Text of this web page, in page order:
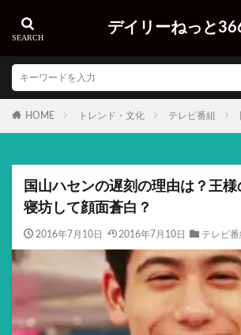
デイリーねっと
HOME トレンド・文化 テレビ番組
国山ハセンの遅刻の理由は？王
寝坊して顔面蒼白？
2016年7月10日 2016年7月10日 テレビ番